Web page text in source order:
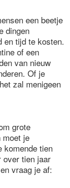
een beetje
dingen
en tijd te kosten.
of een
van nieuw
Of je
zal menigeen
grote
moet je
komende tien
over tien jaar
vraag je af: